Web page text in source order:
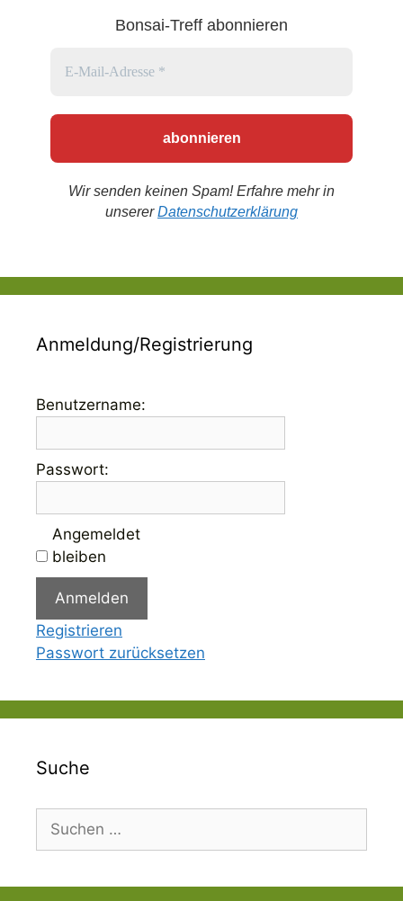
Bonsai-Treff abonnieren
Wir senden keinen Spam! Erfahre mehr in
unsererDatenschutzerklärung
Anmeldung/Registrierung
Benutzername:
Passwort:
Angemeldet
bleiben
Anmelden
Registrieren
Passwort zurücksetzen
Suche
Suchen
nach: